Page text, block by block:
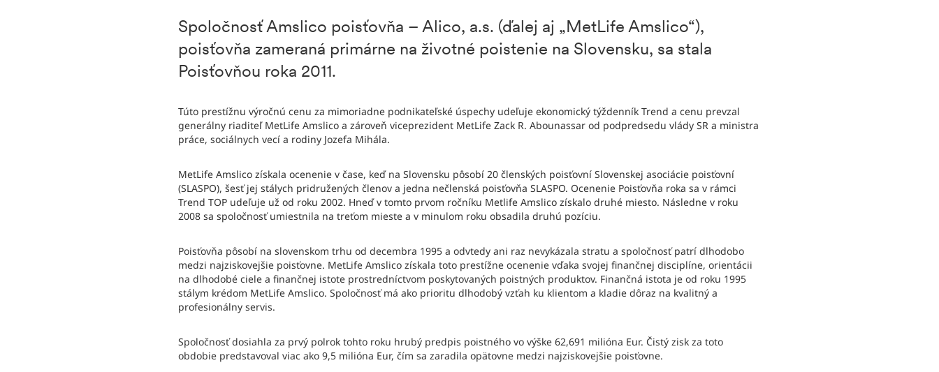
Spoločnosť Amslico poisťovňa – Alico, a.s. (ďalej aj „MetLife Amslico“),
poisťovňa zameraná primárne na životné poistenie na Slovensku, sa stala
Poisťovňou roka 2011.
Túto prestížnu výročnú cenu za mimoriadne podnikateľské úspechy udeľuje ekonomický týždenník Trend a cenu prevzal
generálny riaditeľ MetLife Amslico a zároveň viceprezident MetLife Zack R. Abounassar od podpredsedu vlády SR a ministra
práce, sociálnych vecí a rodiny Jozefa Mihála.
MetLife Amslico získala ocenenie v čase, keď na Slovensku pôsobí 20 členských poisťovní Slovenskej asociácie poisťovní
(SLASPO), šesť jej stálych pridružených členov a jedna nečlenská poisťovňa SLASPO. Ocenenie Poisťovňa roka sa v rámci
Trend TOP udeľuje už od roku 2002. Hneď v tomto prvom ročníku Metlife Amslico získalo druhé miesto. Následne v roku
2008 sa spoločnosť umiestnila na treťom mieste a v minulom roku obsadila druhú pozíciu.
Poisťovňa pôsobí na slovenskom trhu od decembra 1995 a odvtedy ani raz nevykázala stratu a spoločnosť patrí dlhodobo
medzi najziskovejšie poisťovne. MetLife Amslico získala toto prestížne ocenenie vďaka svojej finančnej disciplíne, orientácii
na dlhodobé ciele a finančnej istote prostredníctvom poskytovaných poistných produktov. Finančná istota je od roku 1995
stálym krédom MetLife Amslico. Spoločnosť má ako prioritu dlhodobý vzťah ku klientom a kladie dôraz na kvalitný a
profesionálny servis.
Spoločnosť dosiahla za prvý polrok tohto roku hrubý predpis poistného vo výške 62,691 milióna Eur. Čistý zisk za toto
obdobie predstavoval viac ako 9,5 milióna Eur, čím sa zaradila opätovne medzi najziskovejšie poisťovne.